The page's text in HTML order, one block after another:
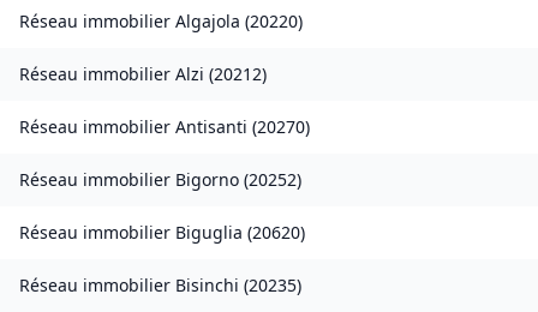
Réseau immobilier Algajola (20220)
Réseau immobilier Alzi (20212)
Réseau immobilier Antisanti (20270)
Réseau immobilier Bigorno (20252)
Réseau immobilier Biguglia (20620)
Réseau immobilier Bisinchi (20235)